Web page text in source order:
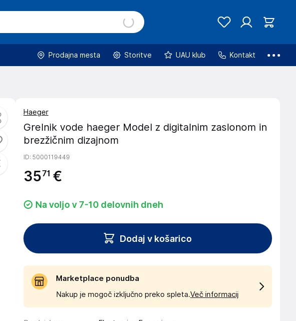
Prodajna mesta Storitve UAU klub Kontakt
Haeger
Grelnik vode haeger Model z digitalnim zaslonom in
brezžičnim dizajnom
ID: 5000119449
3571 €
Na voljo v 7-10 delovnih dneh
Dodaj v košarico
Marketplace ponudba
Nakup je mogoč izključno preko spleta.Več informacij